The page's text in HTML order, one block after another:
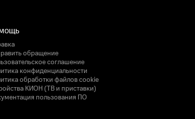
обращение
соглашение
конфиденциальности
обработки файлов cookie
КИОН (ТВ и приставки)
пользования ПО